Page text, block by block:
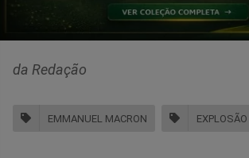
da Redação
EMMANUEL MACRON EXPLOSÃO